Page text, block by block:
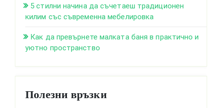
5 стилни начина да съчетаеш традиционен
килим със съвременна мебелировка
Как да превърнете малката баня в практично и
уютно пространство
Полезни връзки